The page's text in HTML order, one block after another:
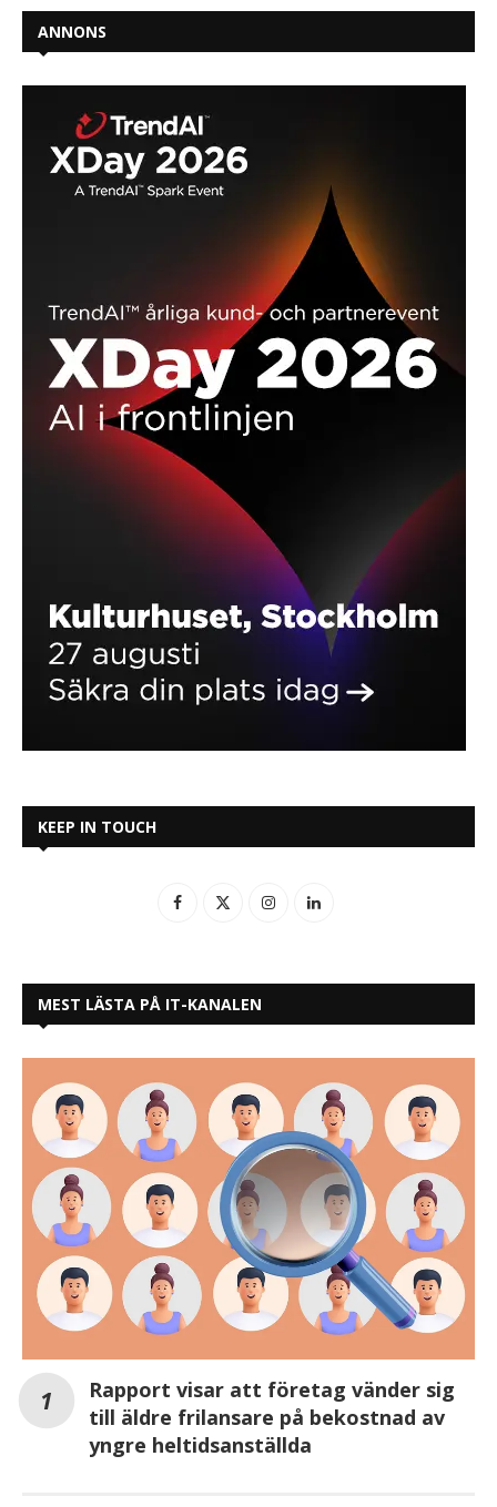
ANNONS
KEEP IN TOUCH
MEST LÄSTA PÅ IT-KANALEN
Rapport visar att företag vänder sig
till äldre frilansare på bekostnad av
yngre heltidsanställda